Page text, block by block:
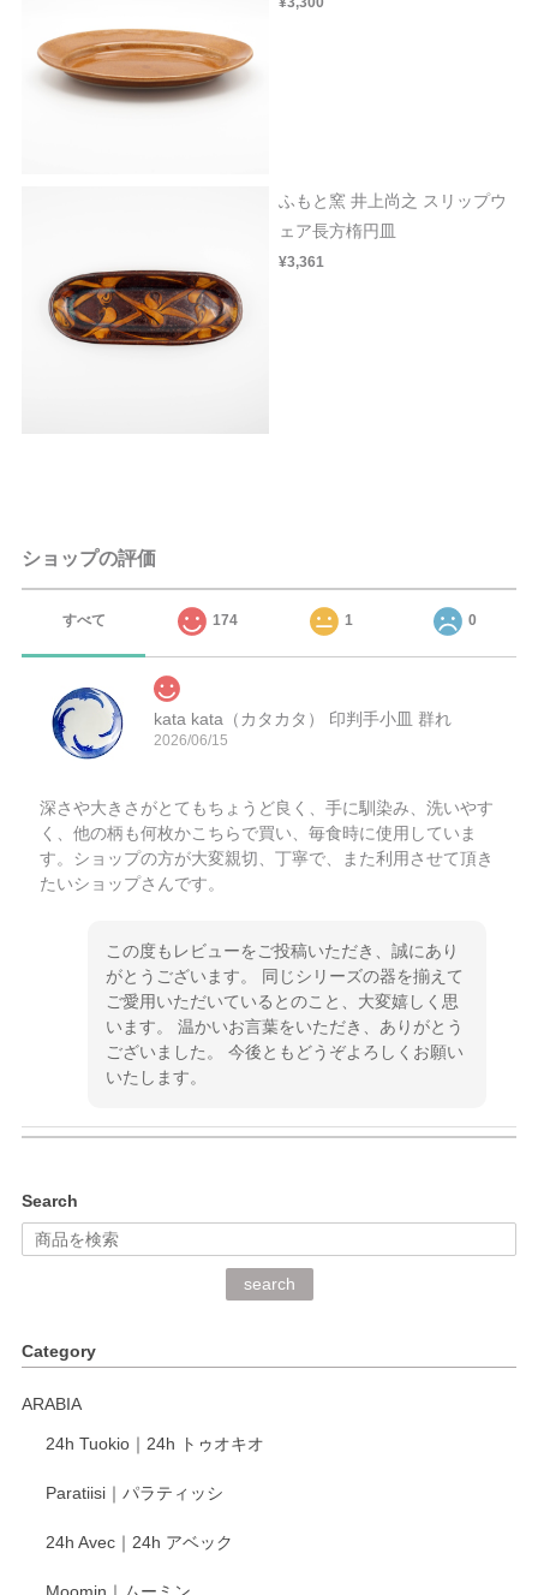
ふもと窯 井上尚之 スリップウ
ェア長方楕円皿
¥3,361
ショップの評価
すべて 174 1 0
kata kata（カタカタ） 印判手小皿 群れ
2026/06/15
深さや大きさがとてもちょうど良く、手に馴染み、洗いやす
く、他の柄も何枚かこちらで買い、毎食時に使用していま
す。ショップの方が大変親切、丁寧で、また利用させて頂き
たいショップさんです。
この度もレビューをご投稿いただき、誠にあり
がとうございます。 同じシリーズの器を揃えて
ご愛用いただいているとのこと、大変嬉しく思
います。 温かいお言葉をいただき、ありがとう
ございました。 今後ともどうぞよろしくお願い
いたします。
深さや大きさがとてもちょうど良く、手に馴染み、洗いやす
く、他の柄も何枚かこちらで買い、毎食時に使用していま
く交換して下さいました。
がとうございます。 同じシリーズの器を揃えて
います。 温かいお言葉をいただき、ありがとう
いたします。
Search
search
Category
ARABIA
24h Tuokio｜24h トゥオキオ
Paratiisi｜パラティッシ
24h Avec｜24h アベック
Moomin｜ムーミン